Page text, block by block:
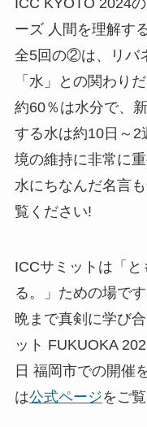
ICC KYOTO 2024
ーズ 人間を理解す
全5回の②は、リバ
「水」との関わり
約60％は水分で、
する水は約10日～2
境の維持に非常に
水にちなんだ名言
覧ください!
ICCサミットは「と
る。」ための場で
晩まで真剣に学び
ット FUKUOKA
日 福岡市での開催
は公式ページをご